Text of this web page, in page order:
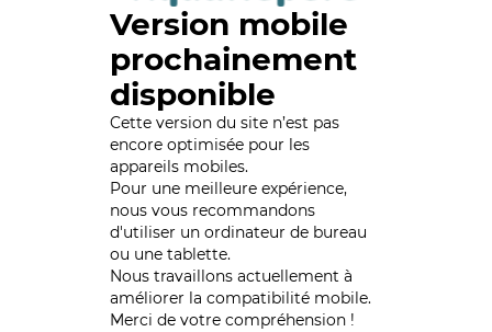
Version mobile
prochainement
disponible
Cette version du site n’est pas
encore optimisée pour les
appareils mobiles.
Pour une meilleure expérience,
nous vous recommandons
d'utiliser un ordinateur de bureau
ou une tablette.
Nous travaillons actuellement à
améliorer la compatibilité mobile.
Merci de votre compréhension !